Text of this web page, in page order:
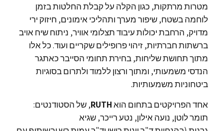
מטרות מרתקות, כגון הקלה על קבלת החלטות בזמן
לוחמה בשטח, שיפור מערך ותהליכי אימונים, חיזוק ירי
מדויק, הרחבת יכולות עיבוד תצלומי אוויר, ניתוח שיח אויב
ברשתות חברתיות, זיהוי פרופילים שקריים ועוד. כל אלו
מתוך תחושת שליחות, בחירת תחומי הסייבר כאתגר
הנדסי משמעותי, ומתוך ורצון ללמוד ולתרום בסוגיות
ביטחוניות משמעותיות.
אחד הפרויקטים בתחום הואRUTH, של הסטודנטים:
תומר לוטן, נועה אילון, נטע רייכר, שגיא